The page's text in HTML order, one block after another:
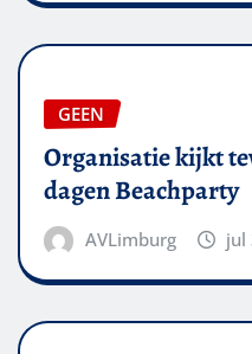
GEEN
Organisatie kijkt
dagen Beachparty
AVLimburg jul